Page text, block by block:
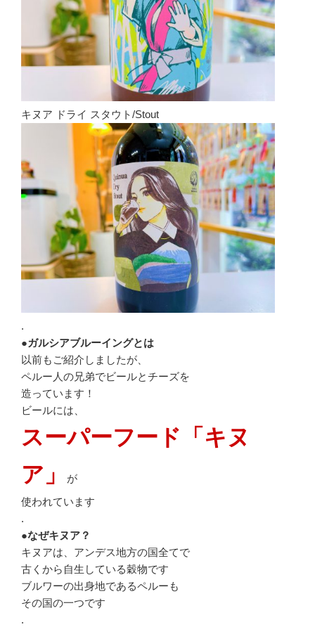
キヌア ドライ スタウト/Stout
.
●ガルシアブルーイングとは
以前もご紹介しましたが、
ペルー人の兄弟でビールとチーズを
造っています！
ビールには、
スーパーフード「キヌ
ア」
が
使われています
.
●なぜキヌア？
キヌアは、アンデス地方の国全てで
古くから自生している穀物です
ブルワーの出身地であるペルーも
その国の一つです
.